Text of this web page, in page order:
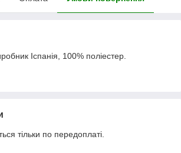
Іспанія, 100% поліестер.
тільки по передоплаті.